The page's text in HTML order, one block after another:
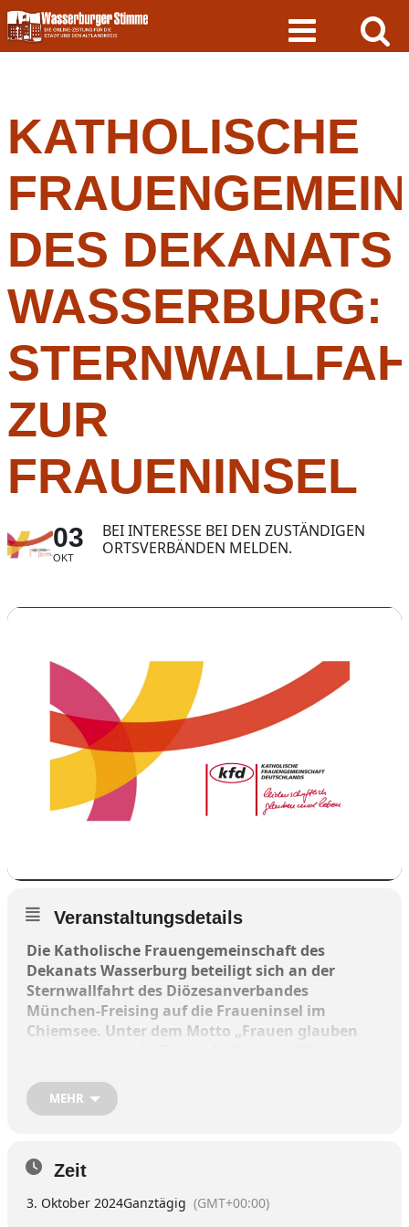
Skip
to
content
KATHOLISCHE
DES DEKANATS
WASSERBURG:
ZUR
FRAUENINSEL
03
OKT
BEI INTERESSE BEI DEN ZUSTÄNDIGEN
ORTSVERBÄNDEN MELDEN.
Veranstaltungsdetails
Die Katholische Frauengemeinschaft des
Dekanats Wasserburg beteiligt sich an der
Sternwallfahrt des Diözesanverbandes
München-Freising auf die Fraueninsel im
Chiemsee. Unter dem Motto „Frauen glauben
Donnerstag, 3. Oktober, statt.
Uhr eine Messe. Anschließend kann auf eigene
Faust die Insel erkundet oder zum Essen
eingekehrt werden. Näheres dazu auf der
Homepage der Katholischen
MEHR
Zeit
3. Oktober 2024Ganztägig (GMT+00:00)